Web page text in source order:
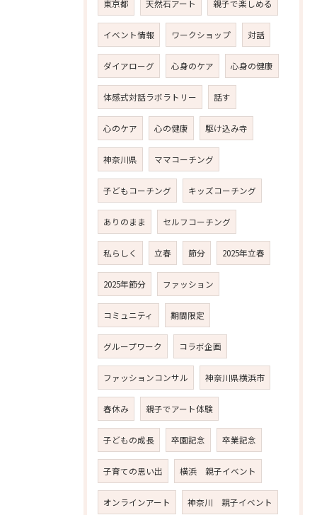
東京都 天然石アート 親子で楽しめる
イベント情報 ワークショップ 対話
ダイアローグ 心身のケア 心身の健康
体感式対話ラボラトリー 話す
心のケア 心の健康 駆け込み寺
神奈川県 ママコーチング
子どもコーチング キッズコーチング
ありのまま セルフコーチング
私らしく 立春 節分 2025年立春
2025年節分 ファッション
コミュニティ 期間限定
グループワーク コラボ企画
ファッションコンサル 神奈川県横浜市
春休み 親子でアート体験
子どもの成長 卒園記念 卒業記念
子育ての思い出 横浜 親子イベント
オンラインアート 神奈川 親子イベント